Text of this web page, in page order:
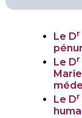
Le Dr
Le Dr
Le Dr